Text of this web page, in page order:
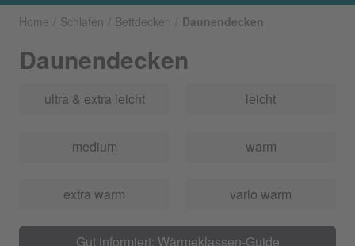
Home Schlafen Bettdecken Daunendecken
Daunendecken
ultra & extra leicht leicht
medium warm
extra warm vario warm
Gut informiert: Wärmeklassen-Guide